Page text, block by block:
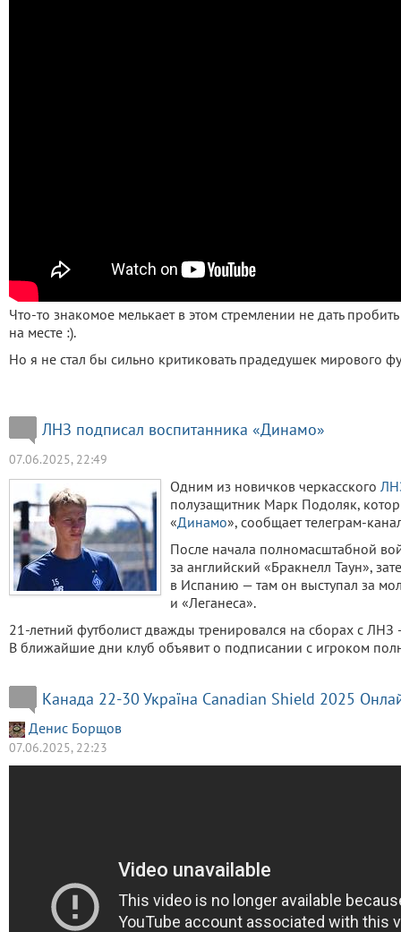
Что-то знакомое мелькает в этом стремлении не дать
на месте :).
Но я не стал бы сильно критиковать прадедушек мирового
ЛНЗ подписал воспитанника «Динамо»
07.06.2025, 22:49
Одним из новичков черкасского
полузащитник Марк Подоляк,
«Динамо», сообщает телеграм-
После начала полномасштабной
за английский «Бракнелл Таун»,
в Испанию — там он выступал за
и «Леганеса».
21-летний футболист дважды тренировался на сборах с
В ближайшие дни клуб объявит о подписании с игроком
Канада 22-30 Україна Canadian Shield 2025
Денис Борщов
07.06.2025, 22:23